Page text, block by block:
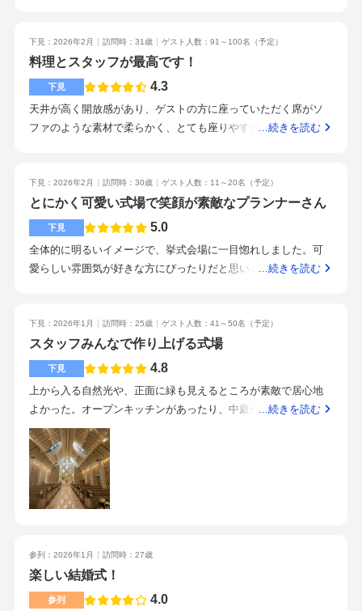
えると午後挙式が無難かも。とにかくスタッフの対応力が他の
式場と比べダントツでよかった。丁寧だし、担当プランナー以
外も挨拶してくれる。記念にもらったブーケも一番可愛かっ
た。とにかくプランナーが全力でいい式にします、と言ってく
れて一緒にやってほしくなる。信頼してお任せできる。試食し
自分たちが呼びたいゲストにとってそれが良いかどうか。見学
予約をしたあとに一番に連絡をくれて、どのような点に注意し
り、「とにかくスタッフがいい」とオススメされていた。
小物は自作持ち込みや、サービスしていただきました。コース
料理とは別に、寿司ビュッフェを行いました。参列者から、大
変評判が良くたくさんメッセージが届きました。駅近なので、
参列者も思う存分お酒を楽しめていたと思います。周りにホテ
ルもあるので、遠方からでも安心です。プランナー一貫性とい
うことで、最後まで安心して任せられました。専属でついてく
ンナー一貫性！遅くても半年前から打合せしたほうが、時間に
余裕があっていいと思います。プランナーさんとのフィーリン
グ。絶対素敵な式にしますと宣言してくれたこと
下見：2026年2月 訪問時：31歳 ゲスト人数：91～100名 （予定）
料理とスタッフが最高です！
下見 4.3
天井が高く開放感があり、ゲストの方に座っていただく席がソ
ファのような素材で柔らかく、とても座りやすかったです。明
んでくれると感じました。駅から見えるくらい近くアクセスが
良いので、遠方から来るゲストが多くなる予定なので魅力的だ
と思いました。沢山のスタッフさんとご挨拶をして名刺をいた
だきましたが、どのスタッフの皆さんの対応も丁寧で温かく、
リラックスしてなんでも相談することができました。料理が最
高です。値段はそれなりにすると思いますが料理が美味しいの
…続きを読む
下見：2026年2月 訪問時：30歳 ゲスト人数：11～20名 （予定）
とにかく可愛い式場で笑顔が素敵なプランナーさん
下見 5.0
全体的に明るいイメージで、挙式会場に一目惚れしました。可
愛らしい雰囲気が好きな方にぴったりだと思います。白を基調
ょうど良い広さだと思いました。キッチンが見えてシェフがお
料理しているところを見ることができます。全体的に少し高い
気もしましたが、貸切なことを含め妥当な金額なのかなと思い
ました。参列したこともありますが、とてもおいしかったで
す。清水駅から近いです。徒歩1〜2分のところに提携のパーキ
ングもあります。スタッフさんは皆さんとても優しいです。夫
婦の私たちだけではなく、0歳の子どもにも声をかけてくれて嬉
しかったです。笑顔が素敵な方ばかりでした。0歳の子どもがい
るためベビーカーで見学させていただきましたが、館内は完全
バリアフリーでエレベーターもあり良かったです。車椅子の方
にも安心だと思いました。打ち合わせ中にベビーベッドを用意
ら値段が大幅に上がるのが心配だったため、出来るだけ高い金
額で提示していただきそこから引いていきたいと伝えました。
プランナーさんが一貫性であることが良いと思いました。挙式
…続きを読む
下見：2026年1月 訪問時：25歳 ゲスト人数：41～50名 （予定）
スタッフみんなで作り上げる式場
下見 4.8
上から入る自然光や、正面に緑も見えるところが素敵で居心地
よかった。オープンキッチンがあったり、中庭があったり、来
た人もわくわくしてくれそう。安く見せようとせず、こちらの
要望に合わせて最大、最小金額を提示してくれたので安心感が
ある。温かい料理を提供でき、作ってる方の顔が見える安心感
があった。どれもとてもおいしかった。駅直結で遠方からも呼
びやすい。好みに合わせて初対面からたくさんのサプライズを
日の演出を任せたいと思える。アットホームな雰囲気が好き、
貸切して自分たち好みにしたい、当日ゆっくり開催したい方に
おすすめネットで見て、雰囲気が良さそうだったため。
…続きを読む
参列：2026年1月 訪問時：27歳
楽しい結婚式！
参列 4.0